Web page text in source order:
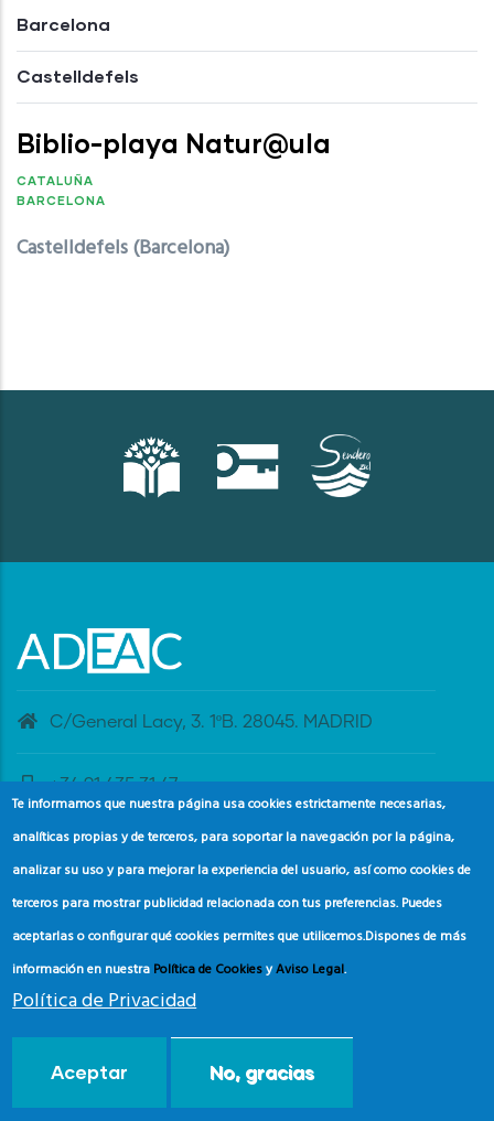
Barcelona
Castelldefels
Biblio-playa Natur@ula
CATALUÑA
BARCELONA
Castelldefels (Barcelona)
C/General Lacy, 3. 1ºB. 28045. MADRID
+34 91 435 31 47
banderaazul@adeac.es
Consumidor (ADEAC).
2024.
Te informamos que nuestra página usa cookies estrictamente necesarias,
analíticas propias y de terceros, para soportar la navegación por la página,
analizar su uso y para mejorar la experiencia del usuario, así como cookies de
terceros para mostrar publicidad relacionada con tus preferencias. Puedes
aceptarlas o configurar qué cookies permites que utilicemos.Dispones de más
información en nuestra Política de CookiesyAviso Legal.
Política de Privacidad
Aceptar No, gracias